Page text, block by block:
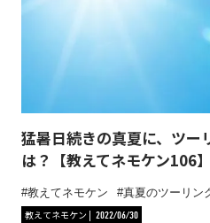
猛暑日続きの真夏に、ツー
は？【教えてネモケン106】
教えてネモケン 真夏のツーリン
教えてネモケン
2022/06/30